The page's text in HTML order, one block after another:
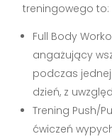
treningowego to:
Full Body
angażujący
podczas
dzień, z
Trening Push/
ćwiczeń